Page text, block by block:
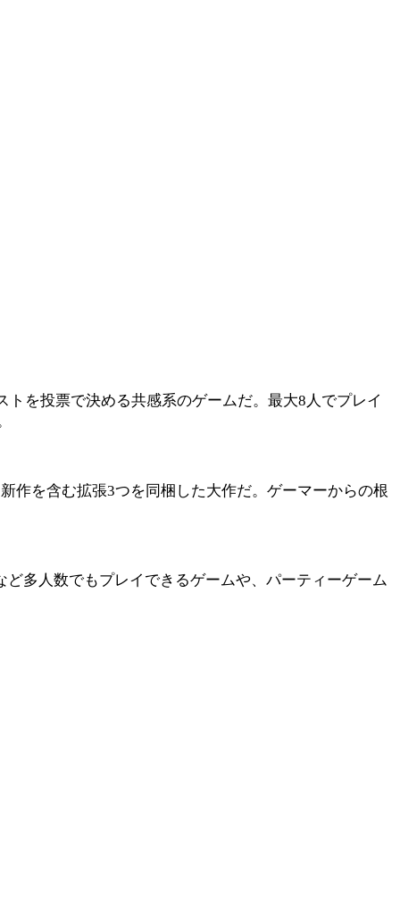
を投票で決める共感系のゲームだ。最大8人でプレイ
作を含む拡張3つを同梱した大作だ。ゲーマーからの根
多人数でもプレイできるゲームや、パーティーゲーム